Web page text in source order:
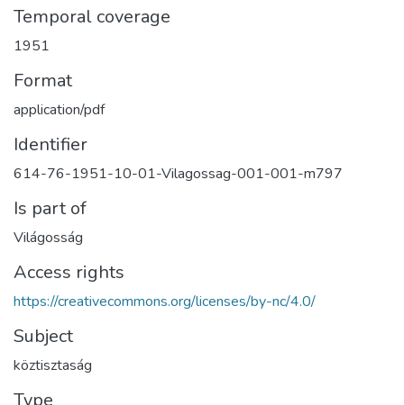
Temporal coverage
1951
Format
application/pdf
Identifier
614-76-1951-10-01-Vilagossag-001-001-m797
Is part of
Világosság
Access rights
https://creativecommons.org/licenses/by-nc/4.0/
Subject
köztisztaság
Type